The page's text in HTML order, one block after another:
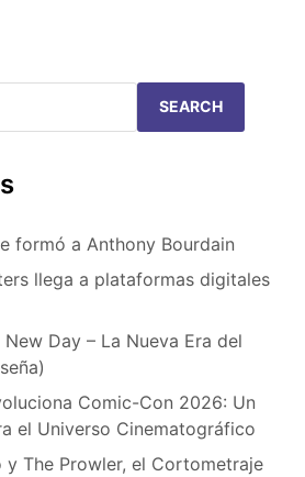
SEARCH
formó a Anthony Bourdain
llega a plataformas digitales
Day – La Nueva Era del
Comic-Con 2026: Un
el Universo Cinematográfico
y The Prowler, el Cortometraje